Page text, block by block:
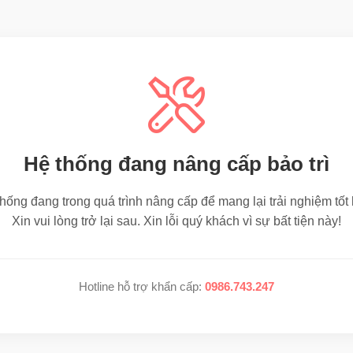
Hệ thống đang nâng cấp bảo trì
đang trong quá trình nâng cấp để mang lại trải nghiệm tốt
Xin vui lòng trở lại sau. Xin lỗi quý khách vì sự bất tiện này!
Hotline hỗ trợ khẩn cấp: 0986.743.247